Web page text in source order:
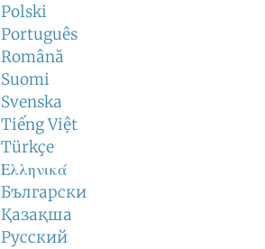
Polski
Português
Română
Suomi
Svenska
Tiếng Việt
Türkçe
Ελληνικά
Български
Қазақша
Русский